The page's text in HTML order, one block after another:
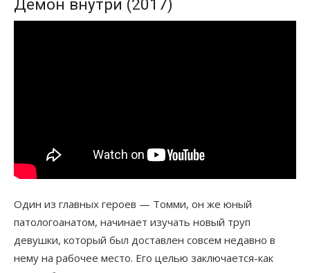
Демон внутри (2017)
Один из главных героев — Томми, он же юный
патологоанатом, начинает изучать новый труп
девушки, который был доставлен совсем недавно в
нему на рабочее место. Его целью заключается-как